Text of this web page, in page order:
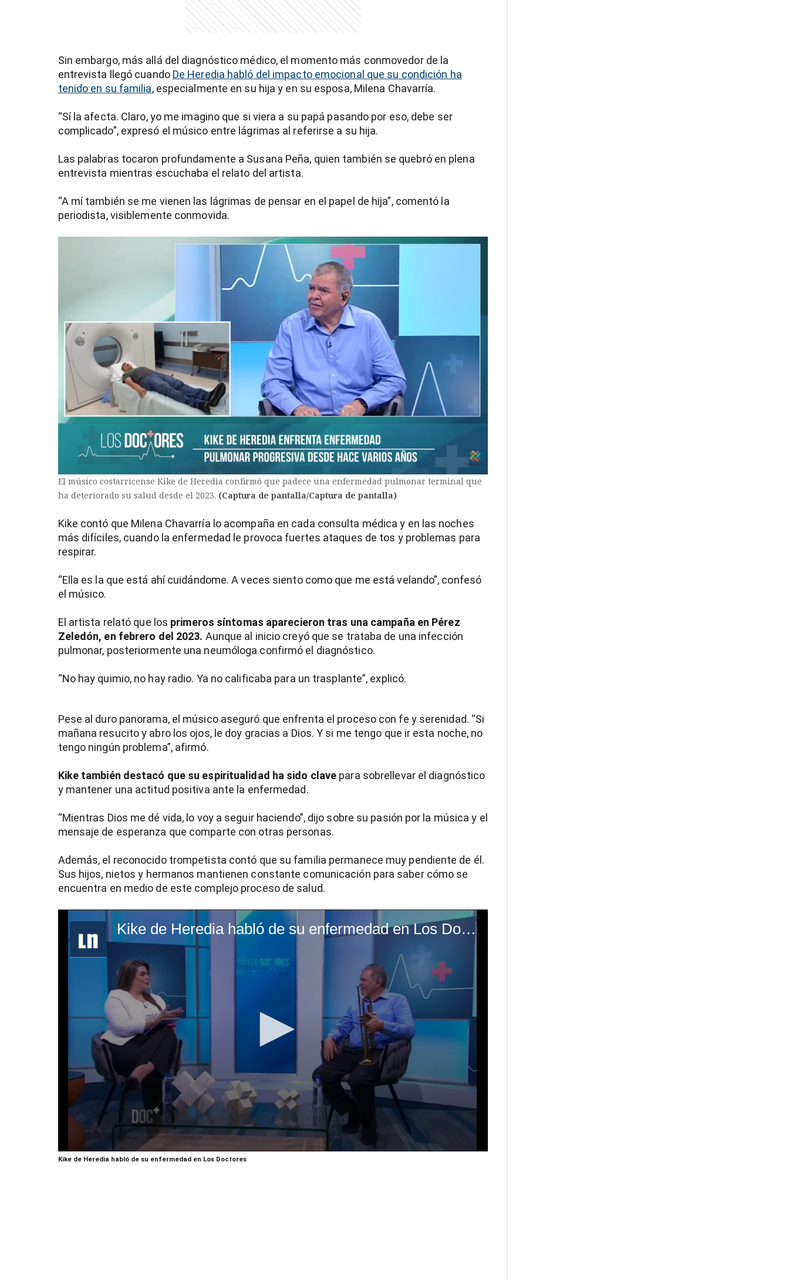
Sin embargo, más allá del diagnóstico médico, el momento más conmovedor de la
entrevista llegó cuando De Heredia habló del impacto emocional que su condición ha
tenido en su familia, especialmente en su hija y en su esposa, Milena Chavarría.
“Sí la afecta. Claro, yo me imagino que si viera a su papá pasando por eso, debe ser
complicado”, expresó el músico entre lágrimas al referirse a su hija.
Las palabras tocaron profundamente a Susana Peña, quien también se quebró en plena
entrevista mientras escuchaba el relato del artista.
“A mí también se me vienen las lágrimas de pensar en el papel de hija”, comentó la
periodista, visiblemente conmovida.
El músico costarricense Kike de Heredia confirmó que padece una enfermedad pulmonar terminal que
ha deteriorado su salud desde el 2023. (Captura de pantalla/Captura de pantalla)
Kike contó que Milena Chavarría lo acompaña en cada consulta médica y en las noches
más difíciles, cuando la enfermedad le provoca fuertes ataques de tos y problemas para
respirar.
“Ella es la que está ahí cuidándome. A veces siento como que me está velando”, confesó
el músico.
El artista relató que los primeros síntomas aparecieron tras una campaña en Pérez
Zeledón, en febrero del 2023. Aunque al inicio creyó que se trataba de una infección
pulmonar, posteriormente una neumóloga confirmó el diagnóstico.
“No hay quimio, no hay radio. Ya no calificaba para un trasplante”, explicó.
Pese al duro panorama, el músico aseguró que enfrenta el proceso con fe y serenidad. “Si
mañana resucito y abro los ojos, le doy gracias a Dios. Y si me tengo que ir esta noche, no
tengo ningún problema”, afirmó.
Kike también destacó que su espiritualidad ha sido clave para sobrellevar el diagnóstico
y mantener una actitud positiva ante la enfermedad.
“Mientras Dios me dé vida, lo voy a seguir haciendo”, dijo sobre su pasión por la música y el
mensaje de esperanza que comparte con otras personas.
Además, el reconocido trompetista contó que su familia permanece muy pendiente de él.
Sus hijos, nietos y hermanos mantienen constante comunicación para saber cómo se
encuentra en medio de este complejo proceso de salud.
Kike de Heredia habló de su enfermedad en Los Doctores
0
seconds
Kike de Heredia habló de su enfermedad en Los Doctores